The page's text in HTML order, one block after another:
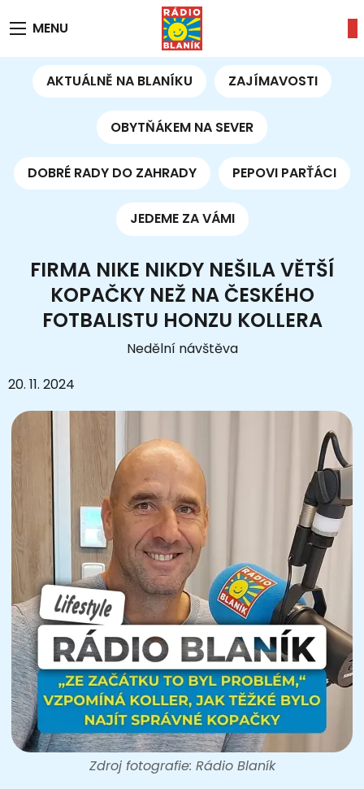
MENU
AKTUÁLNĚ NA BLANÍKU ZAJÍMAVOSTI
OBYTŇÁKEM NA SEVER
DOBRÉ RADY DO ZAHRADY PEPOVI PARŤÁCI
JEDEME ZA VÁMI
FIRMA NIKE NIKDY NEŠILA VĚTŠÍ
KOPAČKY NEŽ NA ČESKÉHO
FOTBALISTU HONZU KOLLERA
Nedělní návštěva
20. 11. 2024
Zdroj fotografie: Rádio Blaník